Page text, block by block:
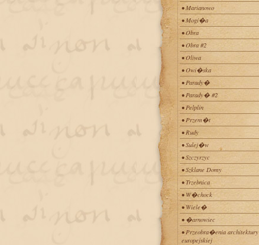
• Marianowo
• Mogi�a
• Obra
• Obra #2
• Oliwa
• Owi�ska
• Parady�
• Parady� #2
• Pelplin
• Przem�t
• Rudy
• Sulej�w
• Szczyrzyc
• Szklane Domy
• Trzebnica
• W�chock
• Wiele�
• �arnowiec
• Przeobra�enia architektury
europejskiej